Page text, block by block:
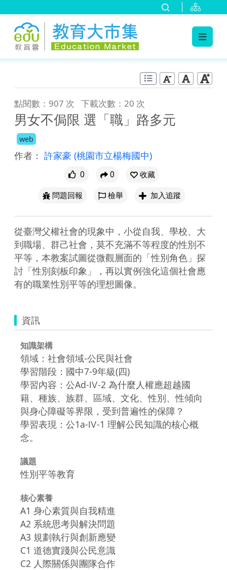
點閱數：907 次 下載次數：20 次
男女不侷限 選「職」路多元
web
作者： 許家豪 (桃園市立楊梅國中)
0 0
收藏
問題回報
檢舉 加入追蹤
從臺灣父權社會的現象中，小從自我、學校、大
到職場、群己社會，莫不充滿不等程度的性別不
平等，本教案試圖從微觀層面的「性別角色」探
討「性別刻板印象」，再以實例強化這個社會應
有的職業性別平等的理想圖像。
資訊
知識架構
領域：社會領域-公民與社會
學習階段：國中7-9年級(四)
學習內容：公Ad-Ⅳ-2 為什麼人權應超越國
籍、種族、族群、區域、文化、性別、性傾向
與身心障礙等界限，受到普遍性的保障？
學習表現：公1a-Ⅳ-1 理解公民知識的核心概
念。
議題
性別平等教育
核心素養
A1 身心素質與自我精進
A2 系統思考與解決問題
A3 規劃執行與創新應變
C1 道德實踐與公民意識
C2 人際關係與團隊合作